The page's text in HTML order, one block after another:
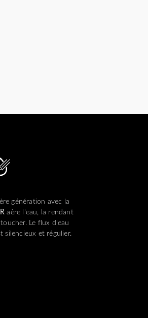
génération avec la
aère l'eau, la rendant
Le flux d'eau
silencieux et régulier.